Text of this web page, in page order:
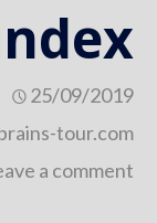
25/09/2019
tour.com
a comment